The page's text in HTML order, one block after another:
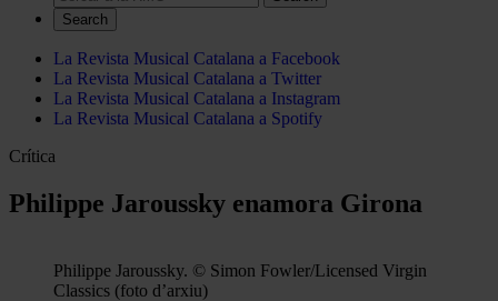
Search
La Revista Musical Catalana a Facebook
La Revista Musical Catalana a Twitter
La Revista Musical Catalana a Instagram
La Revista Musical Catalana a Spotify
Crítica
Philippe Jaroussky enamora Girona
Philippe Jaroussky. © Simon Fowler/Licensed Virgin
Classics (foto d’arxiu)